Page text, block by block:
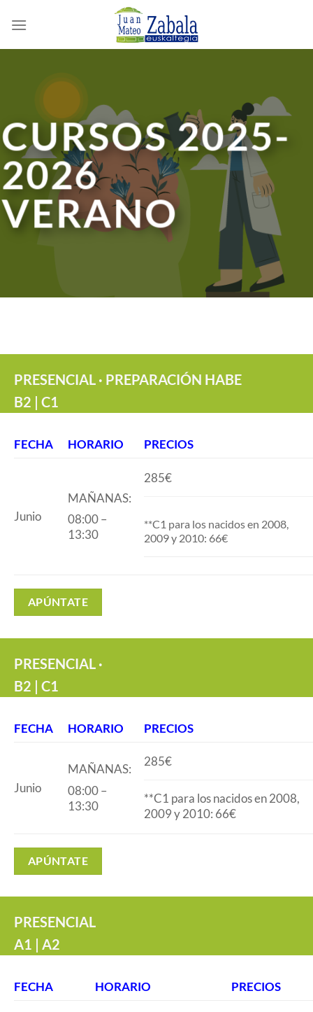
CURSOS 2025-
2026
VERANO
PRESENCIAL · PREPARACIÓN HABE
B2 | C1
FECHA HORARIO PRECIOS
Junio
MAÑANAS:
08:00 –
13:30
285€
**C1 para los nacidos en 2008,
2009 y 2010: 66€
APÚNTATE
PRESENCIAL ·
B2 | C1
FECHA HORARIO PRECIOS
Junio
MAÑANAS:
08:00 –
13:30
285€
**C1 para los nacidos en 2008,
2009 y 2010: 66€
APÚNTATE
PRESENCIAL
A1 | A2
FECHA HORARIO PRECIOS